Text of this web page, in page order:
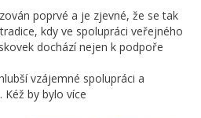
poprvé a je zjevné, že se tak
kdy ve spolupráci veřejného
dochází nejen k podpoře
vzájemné spolupráci a
Kéž by bylo více